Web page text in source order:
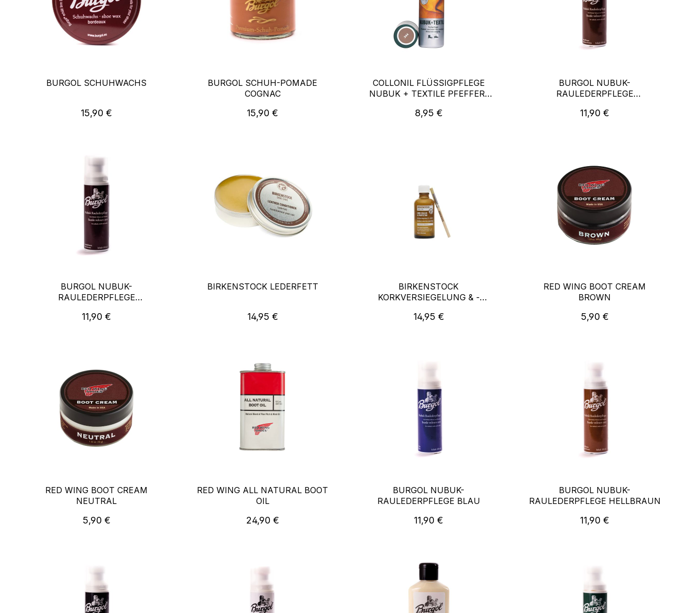
BURGOL SCHUHWACHS
Regulärer Preis:
15,90 €
BURGOL SCHUH-POMADE
COGNAC
Regulärer Preis:
15,90 €
COLLONIL FLÜSSIGPFLEGE
NUBUK + TEXTILE PFEFFER-
Regulärer Preis:
8,95 €
BURGOL NUBUK-
RAULEDERPFLEGE
Regulärer Preis:
11,90 €
BURGOL NUBUK-
RAULEDERPFLEGE
Regulärer Preis:
11,90 €
BIRKENSTOCK LEDERFETT
Regulärer Preis:
14,95 €
BIRKENSTOCK
KORKVERSIEGELUNG & -
Regulärer Preis:
14,95 €
RED WING BOOT CREAM
BROWN
Regulärer Preis:
5,90 €
RED WING BOOT CREAM
NEUTRAL
Regulärer Preis:
5,90 €
RED WING ALL NATURAL BOOT
OIL
Regulärer Preis:
24,90 €
BURGOL NUBUK-
RAULEDERPFLEGE BLAU
Regulärer Preis:
11,90 €
BURGOL NUBUK-
RAULEDERPFLEGE HELLBRAUN
Regulärer Preis:
11,90 €